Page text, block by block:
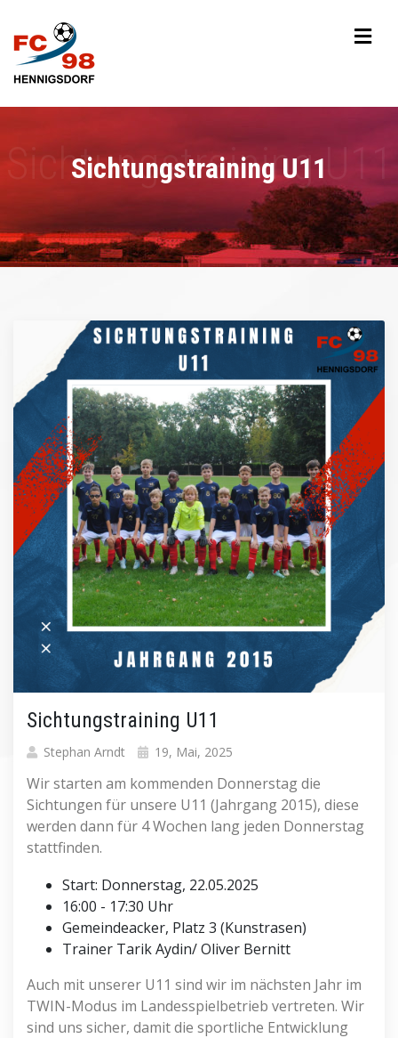
Sichtungstraining U11
Sichtungstraining U11
Stephan Arndt 19, Mai, 2025
Wir starten am kommenden Donnerstag die
Sichtungen für unsere U11 (Jahrgang 2015), diese
werden dann für 4 Wochen lang jeden Donnerstag
stattfinden.
Start: Donnerstag, 22.05.2025
16:00 - 17:30 Uhr
Gemeindeacker, Platz 3 (Kunstrasen)
Trainer Tarik Aydin/ Oliver Bernitt
Auch mit unserer U11 sind wir im nächsten Jahr im
TWIN-Modus im Landesspielbetrieb vertreten. Wir
sind uns sicher, damit die sportliche Entwicklung